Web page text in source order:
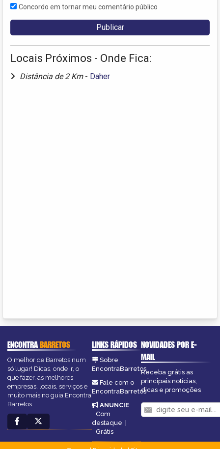
Concordo em tornar meu comentário público
Locais Próximos - Onde Fica:
Distância de 2 Km - Daher
ENCONTRABARRETOS
O melhor de Barretos num
só lugar! Dicas, onde ir, o
que fazer, as melhores
empresas, locais, serviços e
muito mais no guia Encontra
Barretos.
LINKS RÁPIDOS
Sobre
EncontraBarretos
Fale com o
EncontraBarretos
ANUNCIE:
Com
destaque |
Grátis
NOVIDADES POR E-
MAIL
Receba grátis as
principais notícias,
dicas e promoções